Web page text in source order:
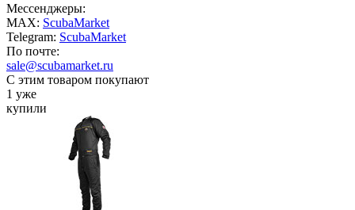
Мессенджеры:
MAX: ScubaMarket
Telegram: ScubaMarket
По почте:
sale@scubamarket.ru
С этим товаром покупают
1 уже
купили